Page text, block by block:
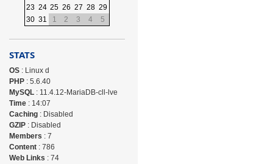
23 24 25 26 27 28 29
30 31 1 2 3 4 5
STATS
OS: Linux d
PHP: 5.6.40
MySQL: 11.4.12-MariaDB-cll-lve
Time: 14:07
Caching: Disabled
GZIP: Disabled
Members : 7
Content: 786
Web Links : 74